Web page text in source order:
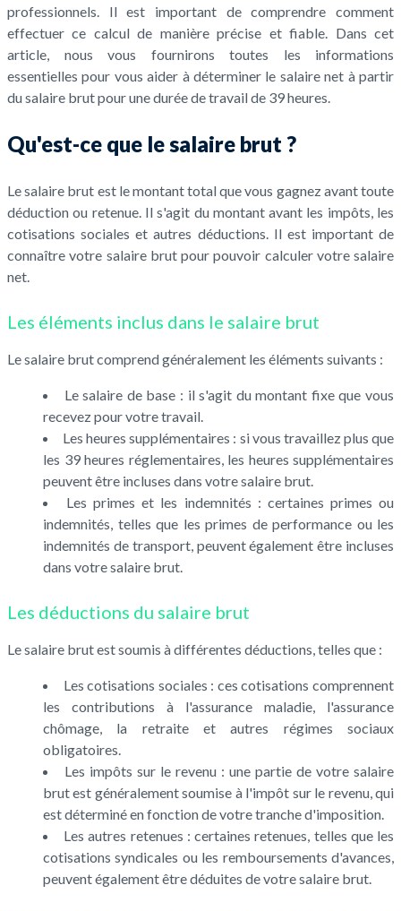
professionnels. Il est important de comprendre comment
effectuer ce calcul de manière précise et fiable. Dans cet
article, nous vous fournirons toutes les informations
essentielles pour vous aider à déterminer le salaire net à partir
du salaire brut pour une durée de travail de 39 heures.
Qu'est-ce que le salaire brut ?
Le salaire brut est le montant total que vous gagnez avant toute
déduction ou retenue. Il s'agit du montant avant les impôts, les
cotisations sociales et autres déductions. Il est important de
connaître votre salaire brut pour pouvoir calculer votre salaire
net.
Les éléments inclus dans le salaire brut
Le salaire brut comprend généralement les éléments suivants :
Le salaire de base : il s'agit du montant fixe que vous
recevez pour votre travail.
Les heures supplémentaires : si vous travaillez plus que
les 39 heures réglementaires, les heures supplémentaires
peuvent être incluses dans votre salaire brut.
Les primes et les indemnités : certaines primes ou
indemnités, telles que les primes de performance ou les
indemnités de transport, peuvent également être incluses
dans votre salaire brut.
Les déductions du salaire brut
Le salaire brut est soumis à différentes déductions, telles que :
Les cotisations sociales : ces cotisations comprennent
les contributions à l'assurance maladie, l'assurance
chômage, la retraite et autres régimes sociaux
obligatoires.
Les impôts sur le revenu : une partie de votre salaire
brut est généralement soumise à l'impôt sur le revenu, qui
est déterminé en fonction de votre tranche d'imposition.
Les autres retenues : certaines retenues, telles que les
cotisations syndicales ou les remboursements d'avances,
peuvent également être déduites de votre salaire brut.